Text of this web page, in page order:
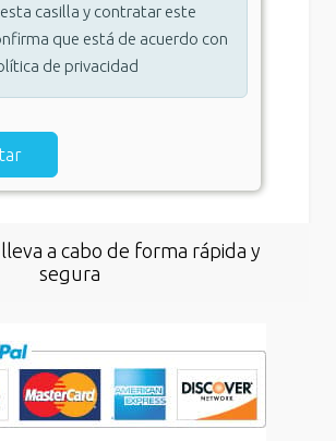
casilla y contratar este
que está de acuerdo con
de privacidad
a cabo de forma rápida y
segura